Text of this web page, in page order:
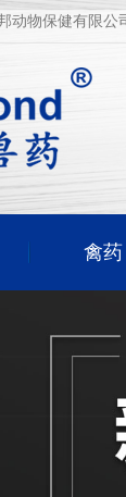
动物保健有限公
禽药